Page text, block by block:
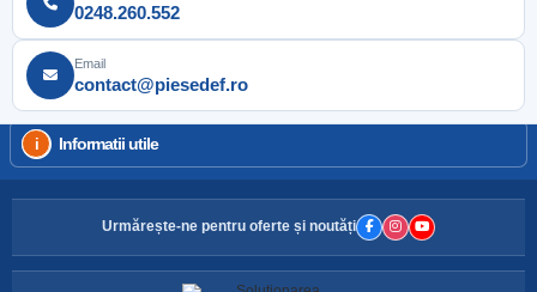
0248.260.552
Email
contact@piesedef.ro
Informatii utile
Urmărește-ne pentru oferte și noutăți